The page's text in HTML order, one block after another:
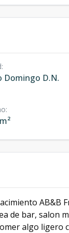
:
Domingo D.N.
:
AB&B
de bar, salon
algo